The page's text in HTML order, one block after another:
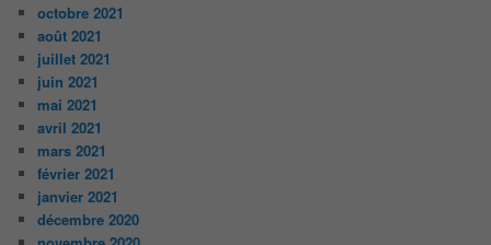
octobre 2021
août 2021
juillet 2021
juin 2021
mai 2021
avril 2021
mars 2021
février 2021
janvier 2021
décembre 2020